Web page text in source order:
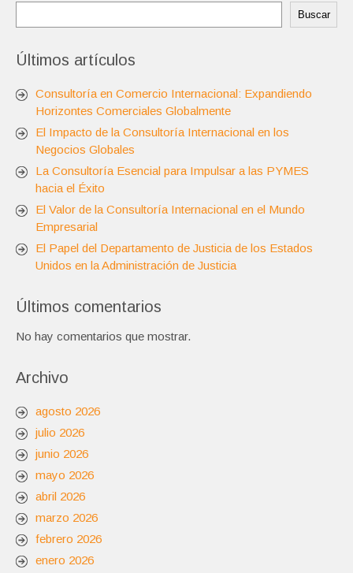
Buscar
Últimos artículos
Consultoría en Comercio Internacional: Expandiendo
Horizontes Comerciales Globalmente
El Impacto de la Consultoría Internacional en los
Negocios Globales
La Consultoría Esencial para Impulsar a las PYMES
hacia el Éxito
El Valor de la Consultoría Internacional en el Mundo
Empresarial
El Papel del Departamento de Justicia de los Estados
Unidos en la Administración de Justicia
Últimos comentarios
No hay comentarios que mostrar.
Archivo
agosto 2026
julio 2026
junio 2026
mayo 2026
abril 2026
marzo 2026
febrero 2026
enero 2026